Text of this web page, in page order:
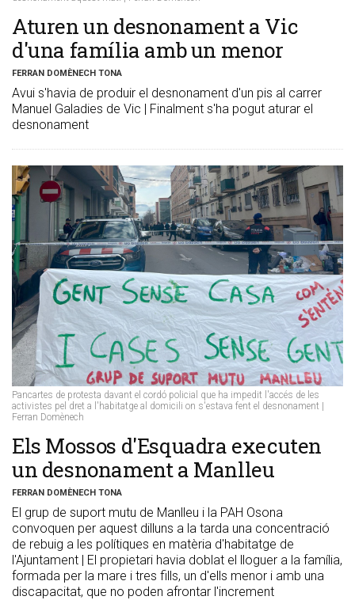
Aturen un desnonament a Vic
d'una família amb un menor
FERRAN DOMÈNECH TONA
Avui s'havia de produir el desnonament d'un pis al carrer
Manuel Galadies de Vic | Finalment s'ha pogut aturar el
desnonament
Pancartes de protesta davant el cordó policial que ha impedit l'accés de les
activistes pel dret a l'habitatge al domicili on s'estava fent el desnonament |
Ferran Domènech
​Els Mossos d'Esquadra executen
un desnonament a Manlleu
FERRAN DOMÈNECH TONA
El grup de suport mutu de Manlleu i la PAH Osona
convoquen per aquest dilluns a la tarda una concentració
de rebuig a les polítiques en matèria d'habitatge de
l'Ajuntament | El propietari havia doblat el lloguer a la família,
formada per la mare i tres fills, un d'ells menor i amb una
discapacitat, que no poden afrontar l'increment